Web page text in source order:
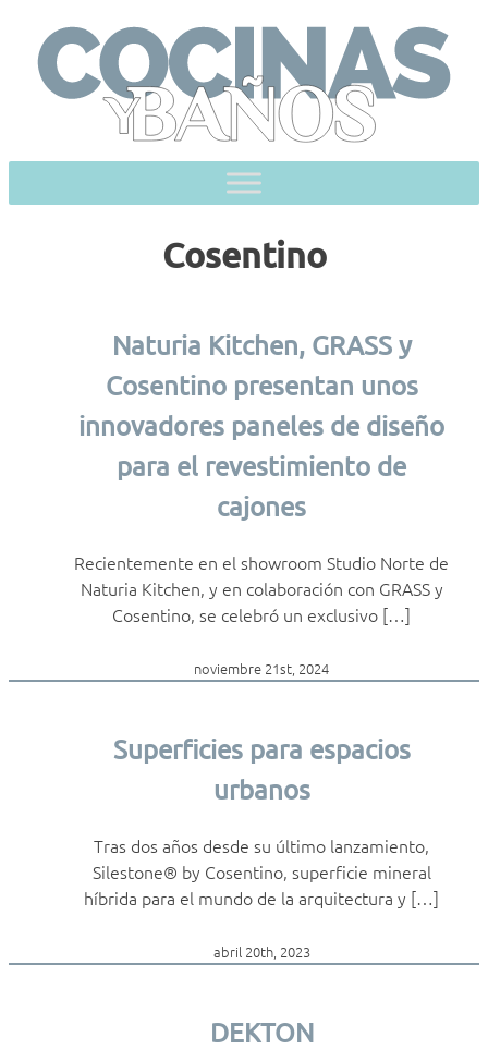
content
Cosentino
Naturia Kitchen, GRASS y
Cosentino presentan unos
innovadores paneles de diseño
para el revestimiento de
cajones
Recientemente en el showroom Studio Norte de
Naturia Kitchen, y en colaboración con GRASS y
Cosentino, se celebró un exclusivo […]
noviembre 21st, 2024
Superficies para espacios
urbanos
Tras dos años desde su último lanzamiento,
Silestone® by Cosentino, superficie mineral
híbrida para el mundo de la arquitectura y […]
abril 20th, 2023
DEKTON